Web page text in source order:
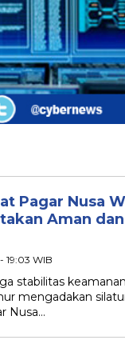
Pagar Nusa
Aman
19:03 WIB
stabilitas
mengadakan
Nusa…